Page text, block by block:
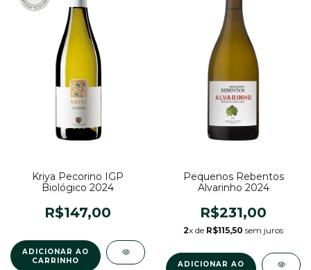
Kriya Pecorino IGP
Biológico 2024
R$147,00
Pequenos Rebentos
Alvarinho 2024
R$231,00
2x de R$115,50 sem juros